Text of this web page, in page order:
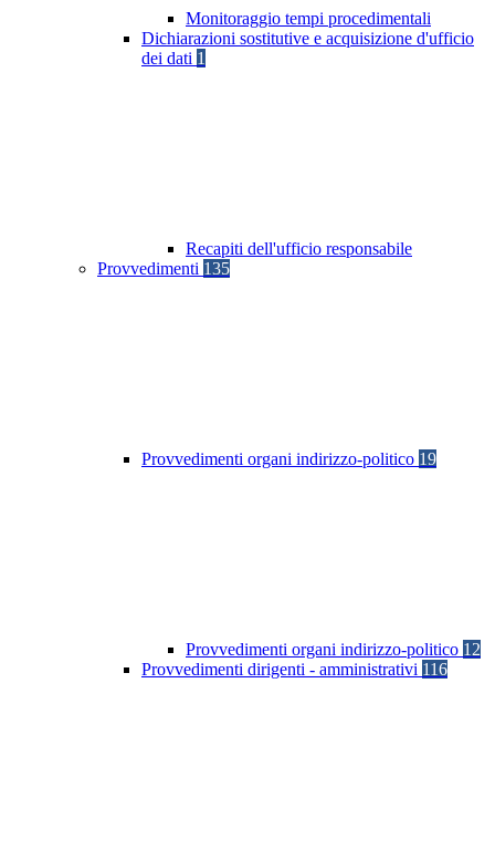
Monitoraggio tempi procedimentali
Dichiarazioni sostitutive e acquisizione d'ufficio
dei dati 1
Recapiti dell'ufficio responsabile
Provvedimenti 135
Provvedimenti organi indirizzo-politico 19
Provvedimenti organi indirizzo-politico 12
Provvedimenti dirigenti - amministrativi 116